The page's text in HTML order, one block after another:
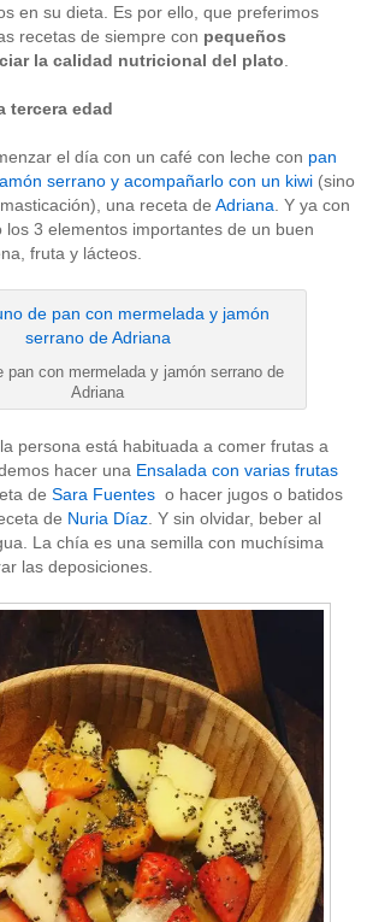
en su dieta. Es por ello, que preferimos
recetas de siempre con pequeños
la calidad nutricional del plato
tercera edad
el día con un café con leche con pan
serrano y acompañarlo con un kiwi (sino
una receta de Adriana . Y ya con
los 3 elementos importantes de un buen
fruta y lácteos.
pan con mermelada y jamón serrano de
Adriana
persona está habituada a comer frutas a
hacer una Ensalada con varias frutas
de Sara Fuentes o hacer jugos o batidos
de Nuria Díaz . Y sin olvidar, beber al
La chía es una semilla con muchísima
las deposiciones.